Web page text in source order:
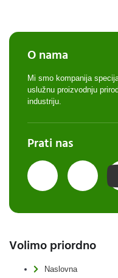
O nama
Mi smo kompanija
uslužnu proizvodnju
industriju.
Prati nas
Volimo priordno
Naslovna